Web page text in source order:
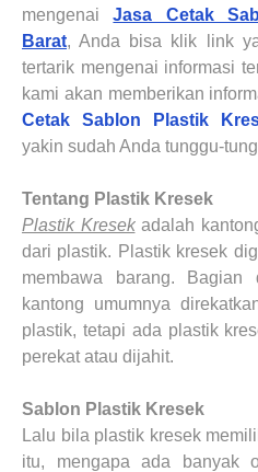
mengenaiJasa Cetak
Barat, Anda bisa klik link
tertarik mengenai informasi
kami akan memberikan
Cetak Sablon Plastik
yakin sudah Anda tunggu-
Tentang Plastik Kresek
Plastik Kresek adalah
dari plastik. Plastik kresek
membawa barang.
kantong umumnya
plastik, tetapi ada plastik
perekat atau dijahit.
Sablon Plastik Kresek
Lalu bila plastik kresek
itu, mengapa ada banyak